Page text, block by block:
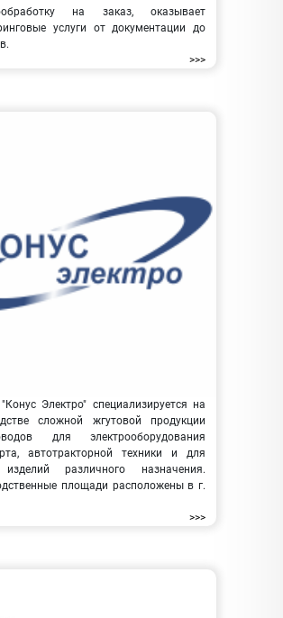
на заказ, оказывает
услуги от документации до
>>>
Электро" специализируется на
сложной жгутовой продукции
для электрооборудования
автотракторной техники и для
изделий различного назначения.
площади расположены в г.
>>>